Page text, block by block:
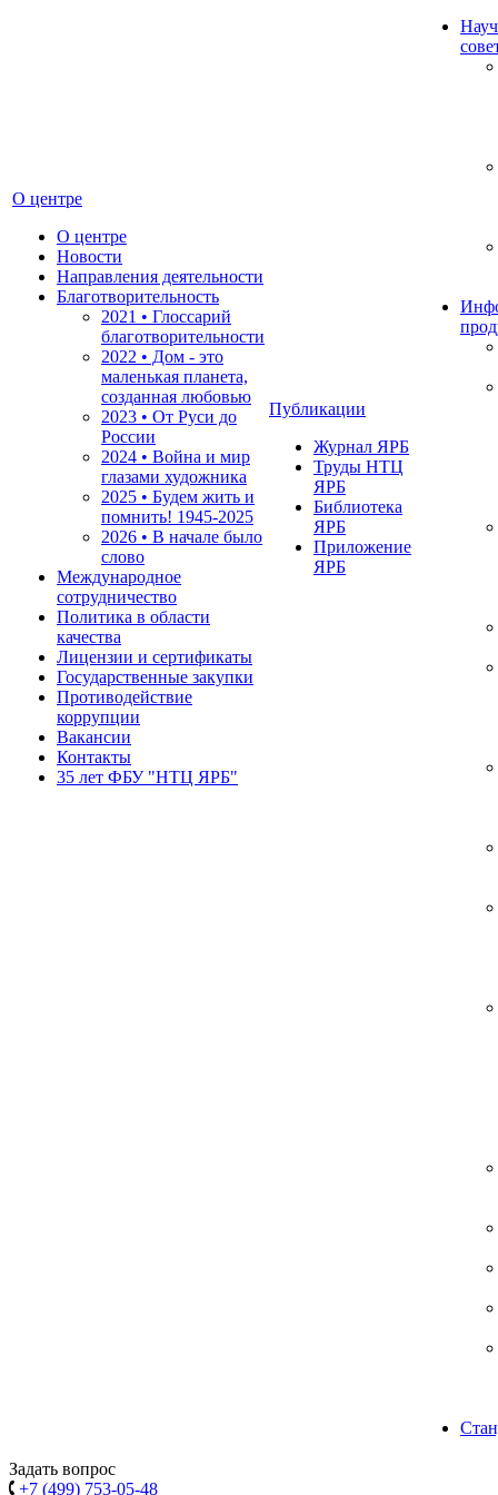
О центре
О центре
Новости
Направления деятельности
Благотворительность
2021 • Глоссарий
благотворительности
2022 • Дом - это
маленькая планета,
созданная любовью
2023 • От Руси до
России
2024 • Война и мир
глазами художника
2025 • Будем жить и
помнить! 1945-2025
2026 • В начале было
слово
Международное
сотрудничество
Политика в области
качества
Лицензии и сертификаты
Государственные закупки
Противодействие
коррупции
Вакансии
Контакты
35 лет ФБУ "НТЦ ЯРБ"
Публикации
Журнал ЯРБ
Труды НТЦ
ЯРБ
Библиотека
ЯРБ
Приложение
ЯРБ
Задать вопрос
+7 (499) 753-05-48